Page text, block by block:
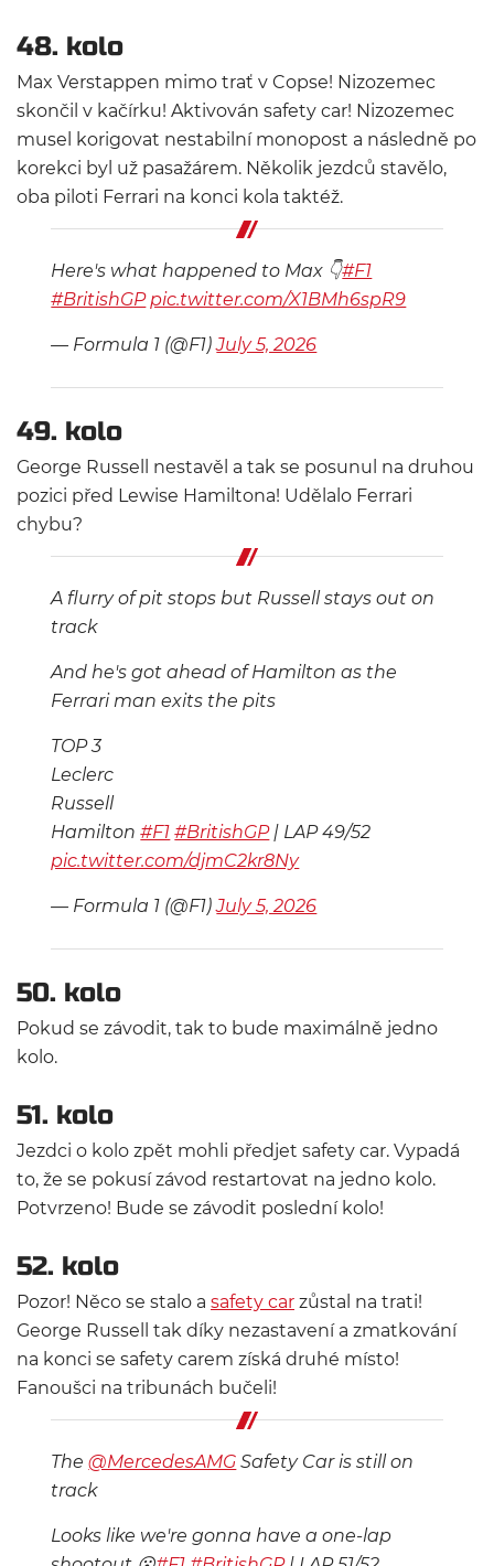
48. kolo
Max Verstappen mimo trať v Copse! Nizozemec
skončil v kačírku! Aktivován safety car! Nizozemec
musel korigovat nestabilní monopost a následně po
korekci byl už pasažárem. Několik jezdců stavělo,
oba piloti Ferrari na konci kola taktéž.
Here's what happened to Max 👇#F1
#BritishGP pic.twitter.com/X1BMh6spR9
— Formula 1 (@F1)July 5, 2026
49. kolo
George Russell nestavěl a tak se posunul na druhou
pozici před Lewise Hamiltona! Udělalo Ferrari
chybu?
A flurry of pit stops but Russell stays out on
track
And he's got ahead of Hamilton as the
Ferrari man exits the pits
TOP 3
Leclerc
Russell
Hamilton#F1 #BritishGP| LAP 49/52
pic.twitter.com/djmC2kr8Ny
— Formula 1 (@F1)July 5, 2026
50. kolo
Pokud se závodit, tak to bude maximálně jedno
kolo.
51. kolo
Jezdci o kolo zpět mohli předjet safety car. Vypadá
to, že se pokusí závod restartovat na jedno kolo.
Potvrzeno! Bude se závodit poslední kolo!
52. kolo
Pozor! Něco se stalo a safety car zůstal na trati!
George Russell tak díky nezastavení a zmatkování
na konci se safety carem získá druhé místo!
Fanoušci na tribunách bučeli!
The@MercedesAMG Safety Car is still on
track
Looks like we're gonna have a one-lap